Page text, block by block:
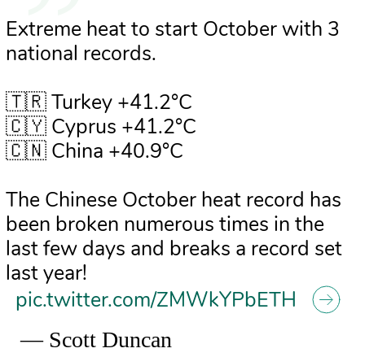
Extreme heat to start October with 3
national records.
🇹🇷 Turkey +41.2°C
🇨🇾 Cyprus +41.2°C
🇨🇳 China +40.9°C
The Chinese October heat record has
been broken numerous times in the
last few days and breaks a record set
last year!
pic.twitter.com/ZMWkYPbETH
— Scott Duncan